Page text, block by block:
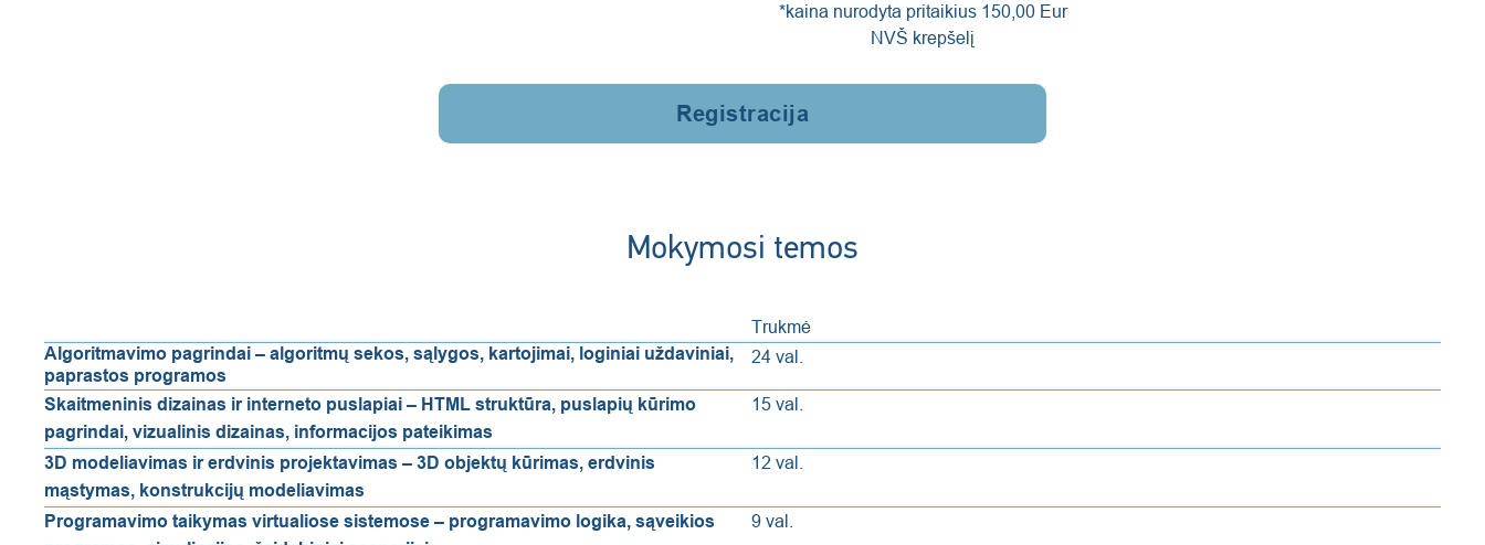
*kaina nurodyta pritaikius 150,00 Eur
NVŠ krepšelį
Registracija
Mokymosi temos
Trukmė
Algoritmavimo pagrindai – algoritmų sekos, sąlygos, kartojimai, loginiai uždaviniai,
paprastos programos
24 val.
Skaitmeninis dizainas ir interneto puslapiai – HTML struktūra, puslapių kūrimo
pagrindai, vizualinis dizainas, informacijos pateikimas
15 val.
3D modeliavimas ir erdvinis projektavimas – 3D objektų kūrimas, erdvinis
mąstymas, konstrukcijų modeliavimas
12 val.
Programavimo taikymas virtualiose sistemose – programavimo logika, sąveikios
9 val.